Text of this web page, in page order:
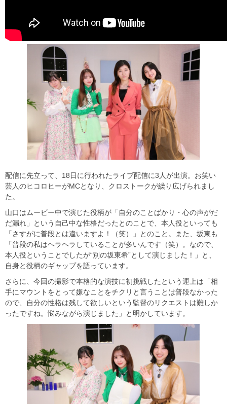
配信に先立って、18日に行われたライブ配信に3人が出演。お笑い
芸人のヒコロヒーがMCとなり、クロストークが繰り広げられまし
た。
山口はムービー中で演じた役柄が「自分のことばかり・心の声がだ
だ漏れ」という自己中な性格だったとのことで、本人役といっても
「さすがに普段とは違いますよ！（笑）」とのこと。また、坂東も
「普段の私はヘラヘラしていることが多いんです（笑）。なので、
本人役ということでしたが“別の坂東希”として演じました！」と、
自身と役柄のギャップを語っています。
さらに、今回の撮影で本格的な演技に初挑戦したという運上は「相
手にマウントをとって嫌なことをチクリと言うことは普段なかった
ので、自分の性格は残して欲しいという監督のリクエストは難しか
ったですね。悩みながら演じました」と明かしています。